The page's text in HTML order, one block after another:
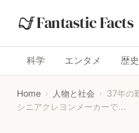
Fantastic Facts
科学 エンタメ 歴史
Home › 人物と社会 › 37年の
シニアクレヨンメーカーで...